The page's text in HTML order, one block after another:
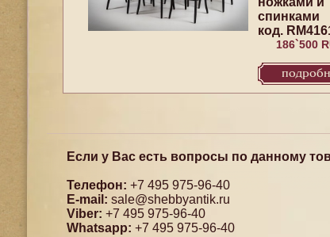
спинками
код.
186`500
Если у Вас есть вопросы по данному
Телефон: +7 495 975-96-40
E-mail: sale@shebbyantik.ru
Viber: +7 495 975-96-40
Whatsapp: +7 495 975-96-40